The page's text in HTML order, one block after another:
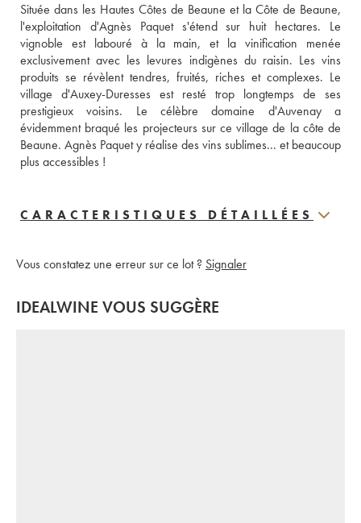
Située dans les Hautes Côtes de Beaune et la Côte de Beaune,
l'exploitation d'Agnès Paquet s'étend sur huit hectares. Le
vignoble est labouré à la main, et la vinification menée
exclusivement avec les levures indigènes du raisin. Les vins
produits se révèlent tendres, fruités, riches et complexes. Le
village d'Auxey-Duresses est resté trop longtemps de ses
prestigieux voisins. Le célèbre domaine d'Auvenay a
évidemment braqué les projecteurs sur ce village de la côte de
Beaune. Agnès Paquet y réalise des vins sublimes... et beaucoup
plus accessibles !
CARACTERISTIQUES DÉTAILLÉES
Vous constatez une erreur sur ce lot ? Signaler
IDEALWINE VOUS SUGGÈRE